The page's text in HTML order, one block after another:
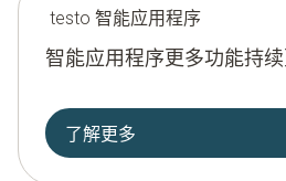
testo 智能应用程序
智能应用程序更多功能持
了解更多